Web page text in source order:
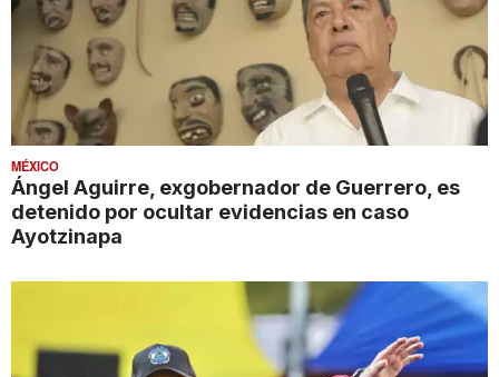
MÉXICO
Ángel Aguirre, exgobernador de Guerrero, es
detenido por ocultar evidencias en caso
Ayotzinapa